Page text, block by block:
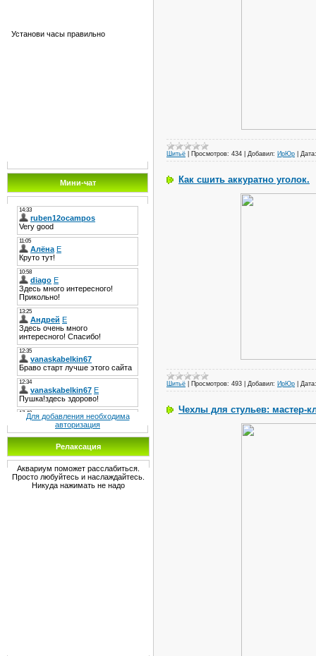
Установи часы правильно
Мини-чат
Для добавления необходима
авторизация
Релаксация
Аквариум поможет расслабиться.
Просто любуйтесь и наслаждайтесь.
Никуда нажимать не надо
Шитьё Просмотров: 434 Добавил: ИрЮр Дата:
Как сшить аккуратно уголок.
Шитьё Просмотров: 493 Добавил: ИрЮр Дата:
Чехлы для стульев: мастер-